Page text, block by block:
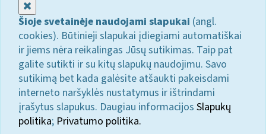
Šioje svetainėje naudojami slapukai (angl.
cookies). Būtinieji slapukai įdiegiami automatiškai
ir jiems nėra reikalingas Jūsų sutikimas. Taip pat
galite sutikti ir su kitų slapukų naudojimu. Savo
sutikimą bet kada galėsite atšaukti pakeisdami
interneto naršyklės nustatymus ir ištrindami
įrašytus slapukus. Daugiau informacijos Slapukų
politika; Privatumo politika.